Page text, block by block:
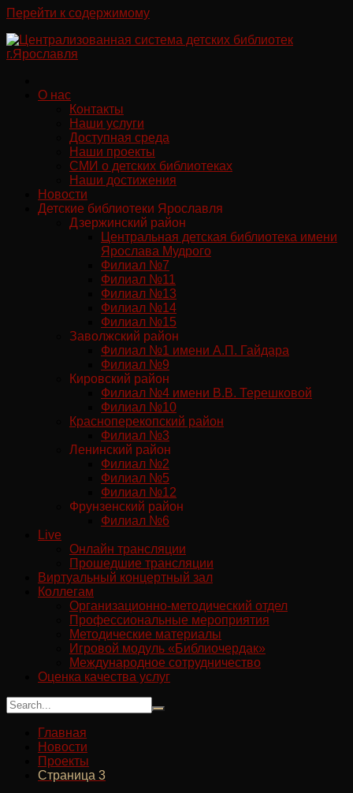
Перейти к содержимому
О нас
Контакты
Наши услуги
Доступная среда
Наши проекты
СМИ о детских библиотеках
Наши достижения
Новости
Детские библиотеки Ярославля
Дзержинский район
Центральная детская библиотека имени
Ярослава Мудрого
Филиал №7
Филиал №11
Филиал №13
Филиал №14
Филиал №15
Заволжский район
Филиал №1 имени А.П. Гайдара
Филиал №9
Кировский район
Филиал №4 имени В.В. Терешковой
Филиал №10
Красноперекопский район
Филиал №3
Ленинский район
Филиал №2
Филиал №5
Филиал №12
Фрунзенский район
Филиал №6
Live
Онлайн трансляции
Прошедшие трансляции
Виртуальный концертный зал
Коллегам
Организационно-методический отдел
Профессиональные мероприятия
Методические материалы
Игровой модуль «Библиочердак»
Международное сотрудничество
Оценка качества услуг
Главная
Новости
Проекты
Страница 3